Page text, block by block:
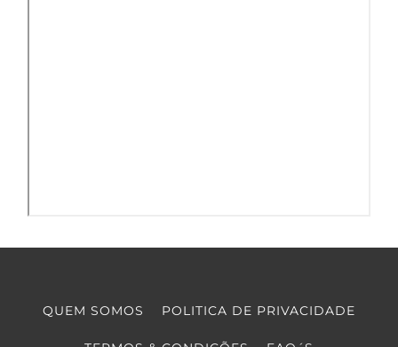
QUEM SOMOS POLITICA DE PRIVACIDADE